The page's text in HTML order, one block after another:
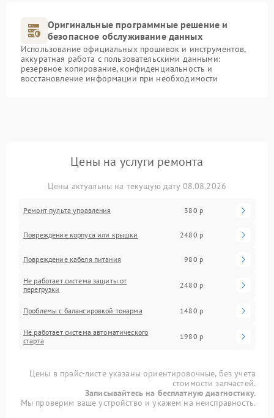
Оригинальные программные решение и
безопасное обслуживание данных
Использование официальных прошивок и инструментов,
аккуратная работа с пользовательскими данными:
резервное копирование, конфиденциальность и
восстановление информации при необходимости
Цены на услуги ремонта
Цены актуальны на текущую дату 08.08.2026
Ремонт пульта управления 380 р
Повреждение корпуса или крышки 2480 р
Повреждение кабеля питания 980 р
Не работает система защиты от
перегрузки
2480 р
Проблемы с балансировкой тонарма 1480 р
Не работает система автоматического
старта
1980 р
Цены в прайс-листе указаны ориентировочные, без учета
стоимости запчастей.
Записывайтесь на бесплатную диагностику.
Мы проверим ваше устройство и укажем на неисправность.